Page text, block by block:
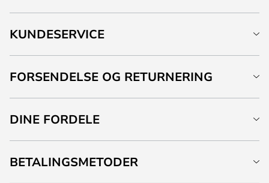
KUNDESERVICE
FORSENDELSE OG RETURNERING
DINE FORDELE
BETALINGSMETODER